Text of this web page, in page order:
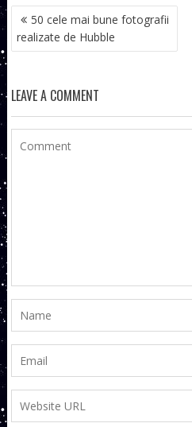
NAVIGARE
ÎN
ARTICOLE
50 cele mai bune fotografii
realizate de Hubble
LEAVE A COMMENT